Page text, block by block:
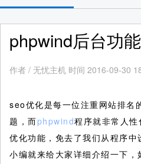
phpwind后台功
作者 / 无忧主机 时间 2016-09-30
seo优化是每一位注重网站排名
题，而phpwind程序就非常人
优化功能，免去了我们从程序
小编就来给大家详细介绍一下，